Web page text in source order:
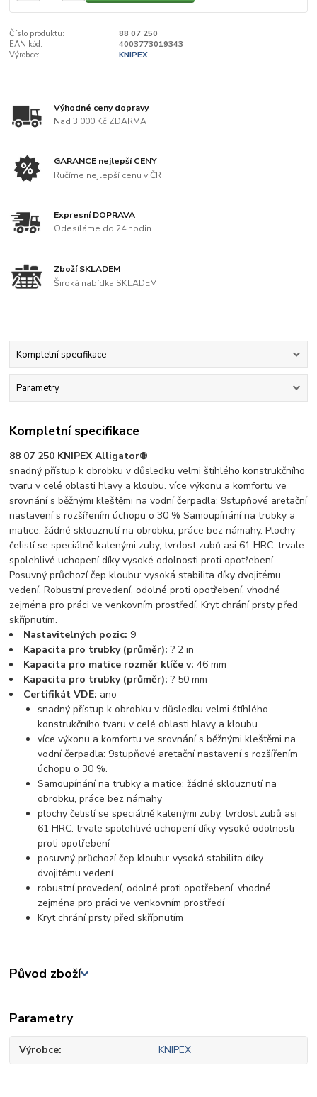
Číslo produktu:
88 07 250
EAN kód:
4003773019343
Výrobce:
KNIPEX
Výhodné ceny dopravy
Nad 3.000 Kč ZDARMA
GARANCE nejlepší CENY
Ručíme nejlepší cenu v ČR
Expresní DOPRAVA
Odesíláme do 24 hodin
Zboží SKLADEM
Široká nabídka SKLADEM
Kompletní specifikace
Parametry
Kompletní specifikace
88 07 250 KNIPEX Alligator®
snadný přístup k obrobku v důsledku velmi štíhlého konstrukčního
tvaru v celé oblasti hlavy a kloubu. více výkonu a komfortu ve
srovnání s běžnými kleštěmi na vodní čerpadla: 9stupňové aretační
nastavení s rozšířením úchopu o 30 % Samoupínání na trubky a
matice: žádné sklouznutí na obrobku, práce bez námahy. Plochy
čelistí se speciálně kalenými zuby, tvrdost zubů asi 61 HRC: trvale
spolehlivé uchopení díky vysoké odolnosti proti opotřebení.
Posuvný průchozí čep kloubu: vysoká stabilita díky dvojitému
vedení. Robustní provedení, odolné proti opotřebení, vhodné
zejména pro práci ve venkovním prostředí. Kryt chrání prsty před
skřípnutím.
Nastavitelných pozic: 9
Kapacita pro trubky (průměr):? 2 in
Kapacita pro matice rozměr klíče v:46 mm
Kapacita pro trubky (průměr):? 50 mm
Certifikát VDE: ano
snadný přístup k obrobku v důsledku velmi štíhlého
konstrukčního tvaru v celé oblasti hlavy a kloubu
více výkonu a komfortu ve srovnání s běžnými kleštěmi na
vodní čerpadla: 9stupňové aretační nastavení s rozšířením
úchopu o 30 %.
Samoupínání na trubky a matice: žádné sklouznutí na
obrobku, práce bez námahy
plochy čelistí se speciálně kalenými zuby, tvrdost zubů asi
61 HRC: trvale spolehlivé uchopení díky vysoké odolnosti
proti opotřebení
posuvný průchozí čep kloubu: vysoká stabilita díky
dvojitému vedení
robustní provedení, odolné proti opotřebení, vhodné
zejména pro práci ve venkovním prostředí
Kryt chrání prsty před skřípnutím
Původ zboží
Parametry
Výrobce KNIPEX